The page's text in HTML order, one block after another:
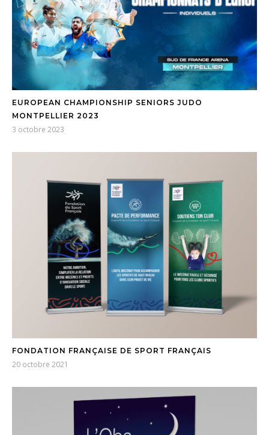
EUROPEAN CHAMPIONSHIP SENIORS JUDO
MONTPELLIER 2023
3 octobre 2023
FONDATION FRANÇAISE DE SPORT FRANÇAIS
20 octobre 2021